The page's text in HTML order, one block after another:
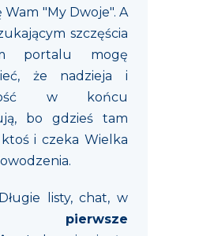
Wam "My Dwoje". A
szczęścia
portalu mogę
że nadzieja i
w końcu
bo gdzieś tam
i czeka Wielka
listy, chat, w
pierwsze